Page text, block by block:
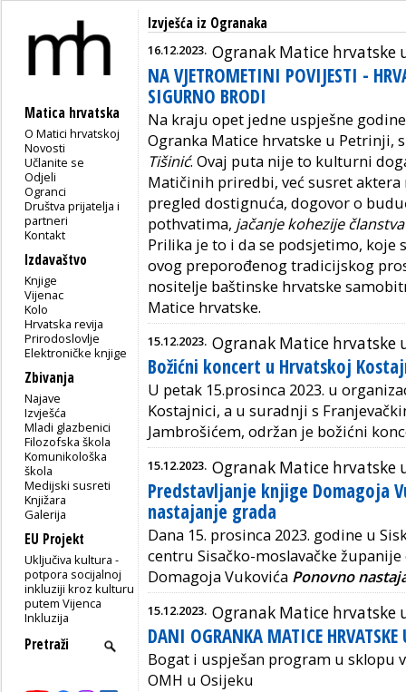
Matica hrvatska
O Matici hrvatskoj
Novosti
Učlanite se
Odjeli
Ogranci
Društva prijatelja i
partneri
Kontakt
Izdavaštvo
Knjige
Vijenac
Kolo
Hrvatska revija
Prirodoslovlje
Elektroničke knjige
Zbivanja
Najave
Izvješća
Mladi glazbenici
Filozofska škola
Komunikološka
škola
Medijski susreti
Knjižara
Galerija
EU Projekt
Uključiva kultura -
potpora socijalnoj
inkluziji kroz kulturu
putem Vijenca
Inkluzija
Izvješća iz Ogranaka
16.12.2023. Ogranak Matice hrvatske
NA VJETROMETINI POVIJESTI -
SIGURNO BRODI
Na kraju opet jedne uspješne
Ogranka Matice hrvatske u Petrinji,
Tišinić. Ovaj puta nije to kulturni
Matičinih priredbi, već susret
pregled dostignuća, dogovor o
pothvatima, jačanje kohezije
Prilika je to i da se podsjetimo, koje
ovog preporođenog tradicijskog
nositelje baštinske hrvatske
Matice hrvatske.
15.12.2023. Ogranak Matice hrvatske
Božićni koncert u Hrvatskoj
U petak 15.prosinca 2023. u
Kostajnici, a u suradnji s
Jambrošićem, održan je božićni
15.12.2023. Ogranak Matice hrvatske
Predstavljanje knjige Domagoja
nastajanje grada
Dana 15. prosinca 2023. godine u
centru Sisačko-moslavačke
Domagoja Vukovića Ponovno
15.12.2023. Ogranak Matice hrvatske
DANI OGRANKA MATICE
Bogat i uspješan program u sklopu
OMH u Osijeku